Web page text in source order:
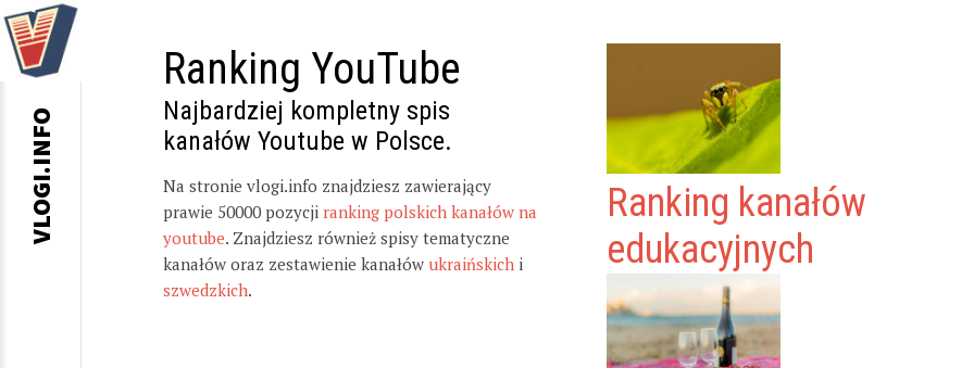
Ranking YouTube
Najbardziej kompletny spis
kanałów Youtube w Polsce.
Na stronie vlogi.info znajdziesz zawierający
prawie 50000 pozycji ranking polskich kanałów na
youtube. Znajdziesz również spisy tematyczne
kanałów oraz zestawienie kanałów ukraińskich i
szwedzkich.
Ranking kanałów
edukacyjnych
VLOGI.INFO